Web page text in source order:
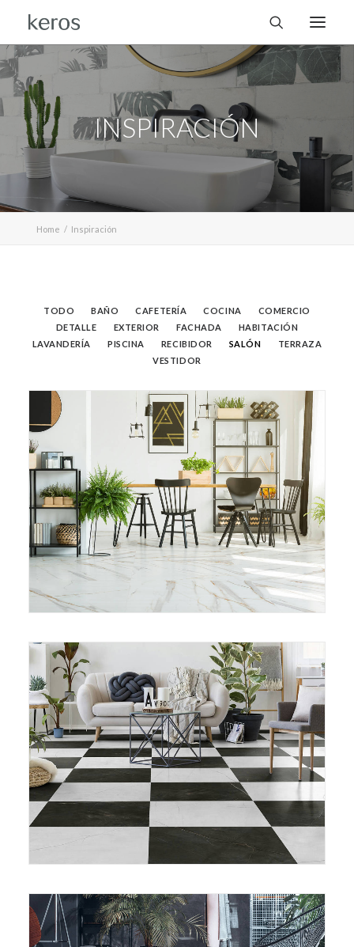
INSPIRACIÓN
Home Inspiración
TODO BAÑO CAFETERÍA COCINA
COMERCIO
DETALLE
EXTERIOR FACHADA
HABITACIÓN
LAVANDERÍA
PISCINA RECIBIDOR SALÓN
TERRAZA
VESTIDOR